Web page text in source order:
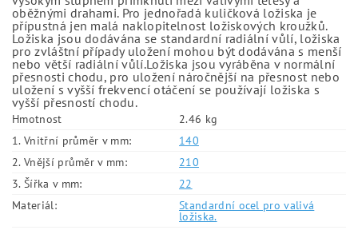
oběžnými drahami. Pro jednořadá kuličková ložiska je
přípustná jen malá naklopitelnost ložiskových kroužků.
Ložiska jsou dodávána se standardní radiální vůlí, ložiska
pro zvláštní případy uložení mohou být dodávána s menší
nebo větší radiální vůlí.Ložiska jsou vyráběna v normální
přesnosti chodu, pro uložení náročnější na přesnost nebo
uložení s vyšší frekvencí otáčení se používají ložiska s
vyšší přesností chodu.
Hmotnost
2.46 kg
1. Vnitřní průměr v mm:
140
2. Vnější průměr v mm:
210
3. Šířka v mm:
22
Materiál:
Standardní ocel pro valivá
ložiska.